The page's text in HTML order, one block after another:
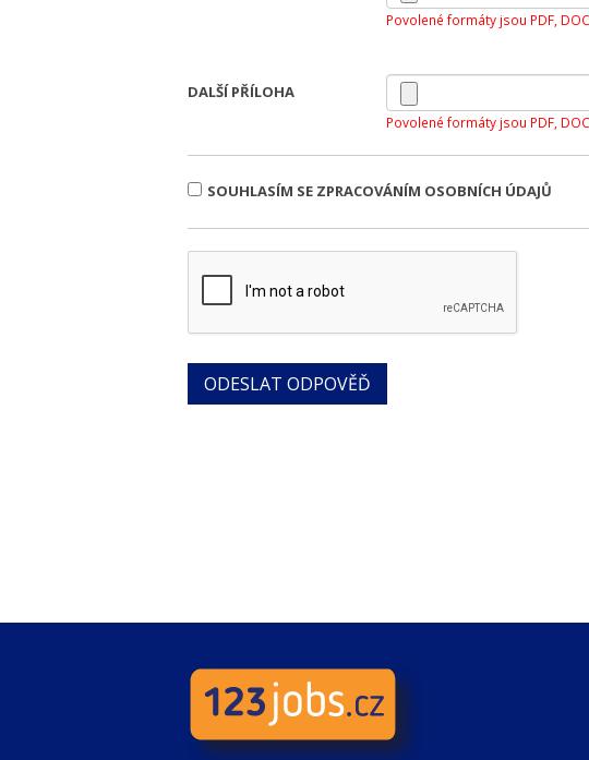
Povolené formáty jsou PDF,
DALŠÍ PŘÍLOHA
Povolené formáty jsou PDF,
SOUHLASÍM SE ZPRACOVÁNÍM OSOBNÍCH ÚDAJŮ